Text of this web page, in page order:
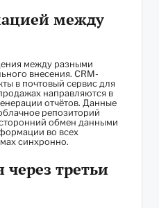
между
между разными
внесения. CRM-
в почтовый сервис для
направляются в
отчётов. Данные
репозиторий
обмен данными
во всех
синхронно.
третьи